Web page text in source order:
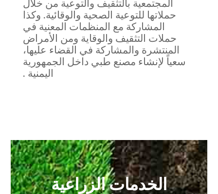
المجتمعية بالتثقيف والتوعية من خلال
حملاتها للتوعية الصحية والوقائية. وكذا
المشاركة مع المنظمات المعنية في
حملات التثقيف والوقاية ومن الأمراض
المنتشرة والمشاركة في القضاء عليها،
سعياً لإنشاء مصنع طبي داخل الجمهورية
اليمنية .
الخدمات الزراعية